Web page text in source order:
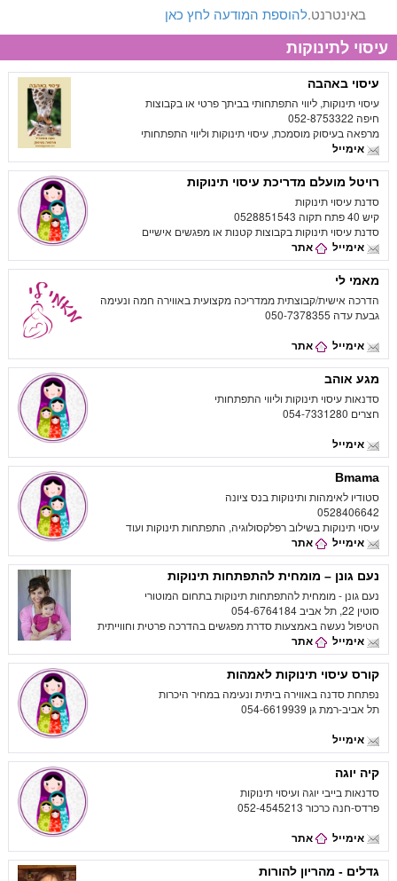
באינטרנט.להוספת המודעה לחץ כאן
עיסוי לתינוקות
עיסוי באהבה
עיסוי תינוקות, ליווי התפתחותי בביתך פרטי או בקבוצות
חיפה 052-8753322
מרפאה בעיסוק מוסמכת, עיסוי תינוקות וליווי התפתחותי
אימייל
רויטל מועלם מדריכת עיסוי תינוקות
סדנת עיסוי תינוקות
קיש 40 פתח תקוה 0528851543
סדנת עיסוי תינוקות בקבוצות קטנות או מפגשים אישיים
אימייל אתר
מאמי לי
הדרכה אישית/קבוצתית ממדריכה מקצועית באווירה חמה ונעימה
גבעת עדה 050-7378355
אימייל אתר
מגע אוהב
סדנאות עיסוי תינוקות וליווי התפתחותי
חצרים 054-7331280
אימייל
Bmama
סטודיו לאימהות ותינוקות בנס ציונה
0528406642
עיסוי תינוקות בשילוב רפלקסולוגיה, התפתחות תינוקות ועוד
אימייל אתר
נעם גונן – מומחית להתפתחות תינוקות
נעם גונן - מומחית להתפתחות תינוקות בתחום המוטורי
סוטין 22, תל אביב 054-6764184
הטיפול נעשה באמצעות סדרת מפגשים בהדרכה פרטית וחווייתית
אימייל אתר
קורס עיסוי תינוקות לאמהות
נפתחת סדנה באווירה ביתית ונעימה במחיר היכרות
תל אביב-רמת גן 054-6619939
אימייל
קיה יוגה
סדנאות בייבי יוגה ועיסוי תינוקות
פרדס-חנה כרכור 052-4545213
אימייל אתר
גדלים - מהריון להורות